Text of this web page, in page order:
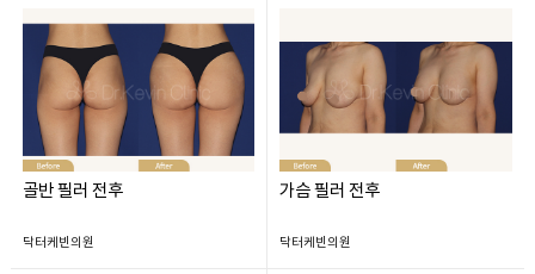
골반 필러 전후
닥터케빈의원
가슴 필러 전후
닥터케빈의원